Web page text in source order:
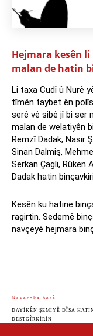
Hejmara kesên
malan de hatin
Li taxa Cudî û Nurê
tîmên taybet ên
serê vê sibê jî bi ser
malan de welatiyên
Remzî Dadak, Nasir
Sinan Dalmiş,
Serkan Çagli, Rûken
Dadak hatin
Kesên ku hatine
ragirtin. Sedemê
navçeyê hejmara
Naveroka berê
DAYIKÊN ŞEMIYÊ DÎSA
DESTGÎRKIRIN